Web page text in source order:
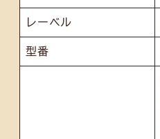
レーベル
型番